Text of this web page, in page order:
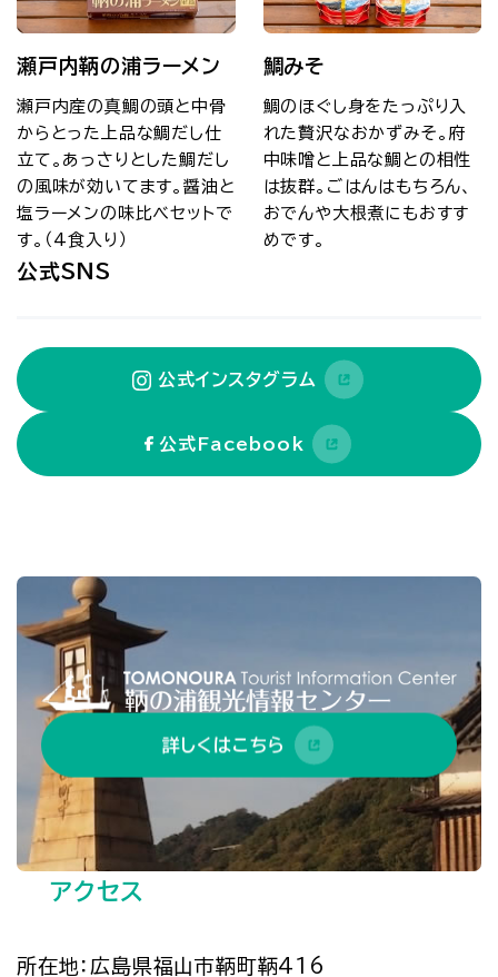
瀬戸内鞆の浦ラーメン
瀬戸内産の真鯛の頭と中骨
からとった上品な鯛だし仕
立て。あっさりとした鯛だし
の風味が効いてます。醤油と
塩ラーメンの味比べセットで
す。（4食入り）
鯛みそ
鯛のほぐし身をたっぷり入
れた贅沢なおかずみそ。府
中味噌と上品な鯛との相性
は抜群。ごはんはもちろん、
おでんや大根煮にもおすす
めです。
公式SNS
公式インスタグラム
公式Facebook
詳しくはこちら
アクセス
所在地：広島県福山市鞆町鞆416